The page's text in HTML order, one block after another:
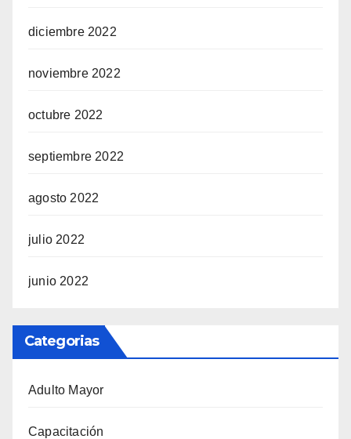
diciembre 2022
noviembre 2022
octubre 2022
septiembre 2022
agosto 2022
julio 2022
junio 2022
Categorias
Adulto Mayor
Capacitación